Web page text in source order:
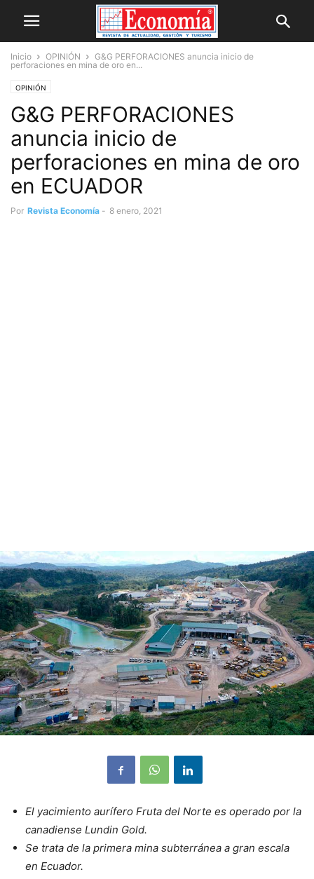
Inicio OPINIÓN
G&G PERFORACIONES anuncia inicio de
perforaciones en mina de oro en...
OPINIÓN
G&G PERFORACIONES
anuncia inicio de
perforaciones en mina de oro
en ECUADOR
Por Revista Economía - 8 enero, 2021
El yacimiento aurífero Fruta del Norte es operado por la
canadiense Lundin Gold.
Se trata de la primera mina subterránea a gran escala
en Ecuador.